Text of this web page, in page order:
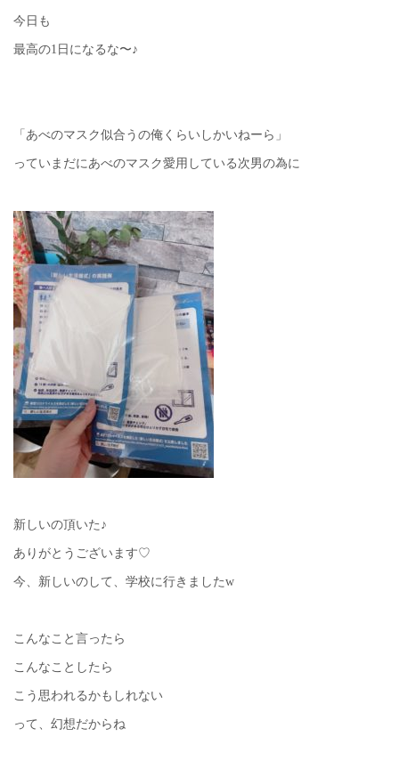
今日も
最高の1日になるな〜♪
「あべのマスク似合うの俺くらいしかいねーら」
っていまだにあべのマスク愛用している次男の為に
新しいの頂いた♪
ありがとうございます♡
今、新しいのして、学校に行きましたw
こんなこと言ったら
こんなことしたら
こう思われるかもしれない
って、幻想だからね